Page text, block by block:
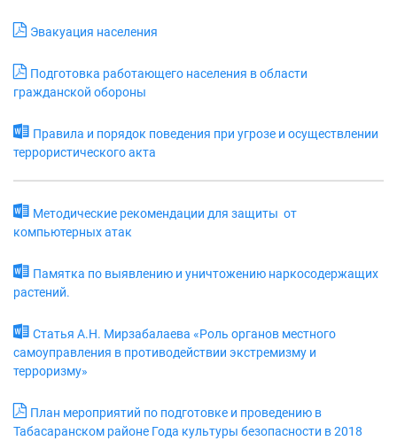
Эвакуация населения
Подготовка работающего населения в области
гражданской обороны
Правила и порядок поведения при угрозе и осуществлении
террористического акта
Методические рекомендации для защиты от
компьютерных атак
Памятка по выявлению и уничтожению наркосодержащих
растений.
Статья А.Н. Мирзабалаева «Роль органов местного
самоуправления в противодействии экстремизму и
терроризму»
План мероприятий по подготовке и проведению в
Табасаранском районе Года культуры безопасности в 2018